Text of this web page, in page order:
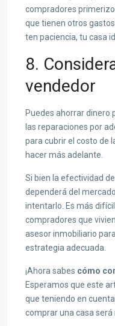
compradores
que tienen otros
ten paciencia, tu casa
8.
vendedor
Puedes ahorrar dinero
las reparaciones por
para cubrir el costo de
hacer más adelante.
Si bien la efectividad
dependerá del
intentarlo. Es más
compradores que
asesor inmobiliario
estrategia adecuada.
¡Ahora sabes cómo
Esperamos que este
que teniendo en
comprar una casa será